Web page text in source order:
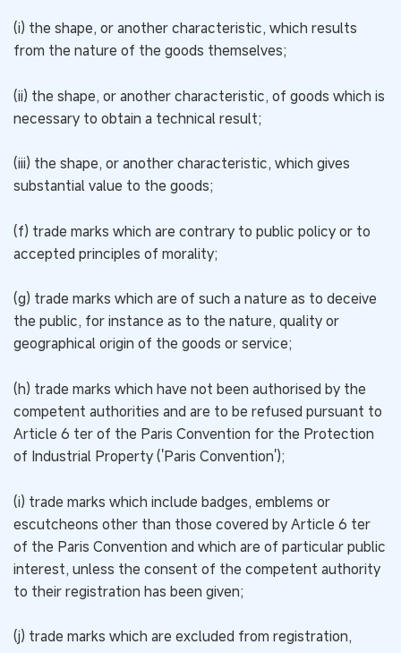
(i) the shape, or another characteristic, which results
from the nature of the goods themselves;
(ii) the shape, or another characteristic, of goods which is
necessary to obtain a technical result;
(iii) the shape, or another characteristic, which gives
substantial value to the goods;
(f) trade marks which are contrary to public policy or to
accepted principles of morality;
(g) trade marks which are of such a nature as to deceive
the public, for instance as to the nature, quality or
geographical origin of the goods or service;
(h) trade marks which have not been authorised by the
competent authorities and are to be refused pursuant to
Article 6 ter of the Paris Convention for the Protection
of Industrial Property ('Paris Convention');
(i) trade marks which include badges, emblems or
escutcheons other than those covered by Article 6 ter
of the Paris Convention and which are of particular public
interest, unless the consent of the competent authority
to their registration has been given;
(j) trade marks which are excluded from registration,